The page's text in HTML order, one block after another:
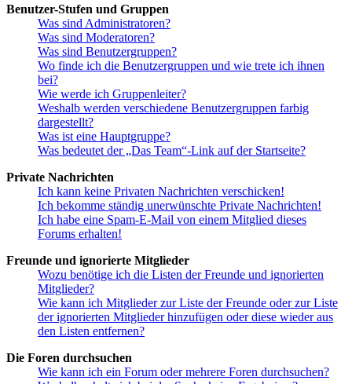
Benutzer-Stufen und Gruppen
Was sind Administratoren?
Was sind Moderatoren?
Was sind Benutzergruppen?
Wo finde ich die Benutzergruppen und wie trete ich ihnen
bei?
Wie werde ich Gruppenleiter?
Weshalb werden verschiedene Benutzergruppen farbig
dargestellt?
Was ist eine Hauptgruppe?
Was bedeutet der „Das Team“-Link auf der Startseite?
Private Nachrichten
Ich kann keine Privaten Nachrichten verschicken!
Ich bekomme ständig unerwünschte Private Nachrichten!
Ich habe eine Spam-E-Mail von einem Mitglied dieses
Forums erhalten!
Freunde und ignorierte Mitglieder
Wozu benötige ich die Listen der Freunde und ignorierten
Mitglieder?
Wie kann ich Mitglieder zur Liste der Freunde oder zur Liste
der ignorierten Mitglieder hinzufügen oder diese wieder aus
den Listen entfernen?
Die Foren durchsuchen
Wie kann ich ein Forum oder mehrere Foren durchsuchen?